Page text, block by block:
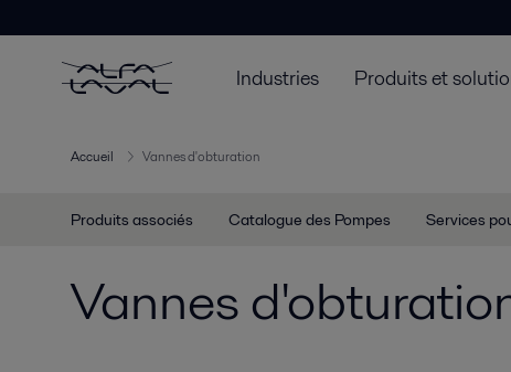
Industries Produits et
Accueil Vannes d'obturation
Produits associés Catalogue des Pompes Services
Vannes